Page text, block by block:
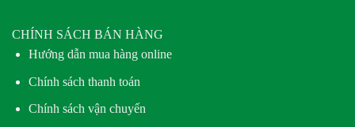
CHÍNH SÁCH BÁN HÀNG
Hướng dẫn mua hàng online
Chính sách thanh toán
Chính sách vận chuyển